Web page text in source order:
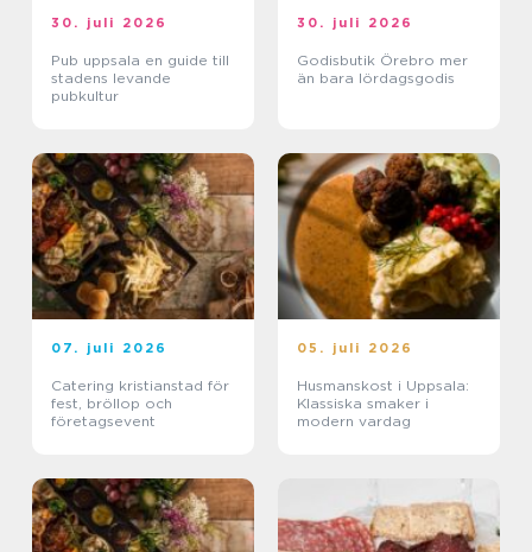
30. juli 2026
Pub uppsala en guide till
stadens levande
pubkultur
30. juli 2026
Godisbutik Örebro mer
än bara lördagsgodis
07. juli 2026
Catering kristianstad för
fest, bröllop och
företagsevent
05. juli 2026
Husmanskost i Uppsala:
Klassiska smaker i
modern vardag